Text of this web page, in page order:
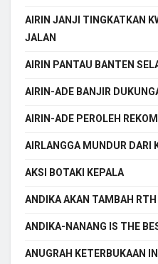
AIRIN JANJI TINGKATKAN
JALAN
AIRIN PANTAU BANTEN
AIRIN-ADE BANJIR
AIRIN-ADE PEROLEH
AIRLANGGA MUNDUR DARI
AKSI BOTAKI KEPALA
ANDIKA AKAN TAMBAH RTH
ANDIKA-NANANG IS THE
ANUGRAH KETERBUKAAN